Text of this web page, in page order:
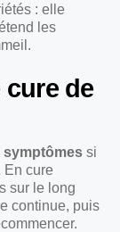
: elle
les
de
si
En cure
sur le long
continue, puis